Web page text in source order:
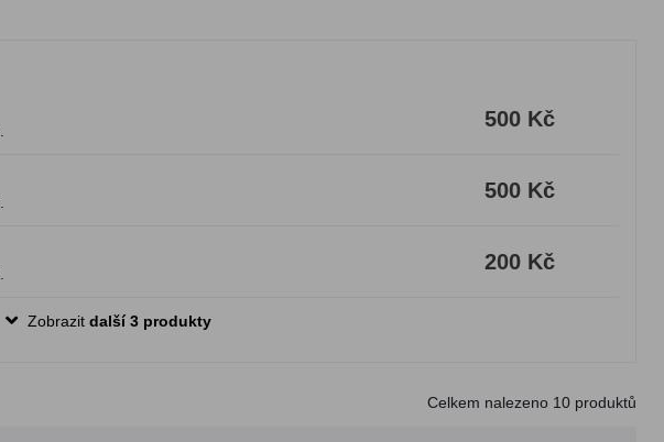
500 Kč
500 Kč
200 Kč
Zobrazitdalší 3 produkty
Celkem nalezeno 10produktů